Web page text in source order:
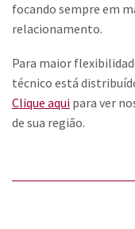
focando sempre em
relacionamento.
Para maior
técnico está
Clique aqui para ver
de sua região.